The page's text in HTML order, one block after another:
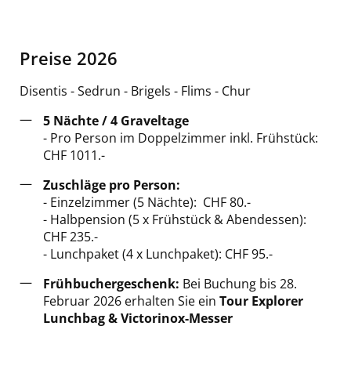
Preise 2026
Disentis - Sedrun - Brigels - Flims - Chur
5 Nächte / 4 Graveltage
- Pro Person im Doppelzimmer inkl. Frühstück:
CHF 1011.-
Zuschläge pro Person:
- Einzelzimmer (5 Nächte): CHF 80.-
- Halbpension (5 x Frühstück & Abendessen):
CHF 235.-
- Lunchpaket (4 x Lunchpaket): CHF 95.-
Frühbuchergeschenk: Bei Buchung bis 28.
Februar 2026 erhalten Sie ein Tour Explorer
Lunchbag & Victorinox-Messer